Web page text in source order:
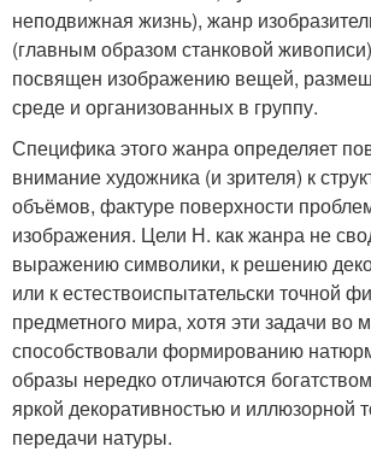
неподвижная жизнь), жанр
(главным образом станковой
посвящен изображению вещей,
среде и организованных в группу.
Специфика этого жанра определяет
внимание художника (и зрителя) к
объёмов, фактуре поверхности
изображения. Цели Н. как жанра не
выражению символики, к решению
или к естествоиспытательски точной
предметного мира, хотя эти задачи во
способствовали формированию
образы нередко отличаются
яркой декоративностью и иллюзорной
передачи натуры.